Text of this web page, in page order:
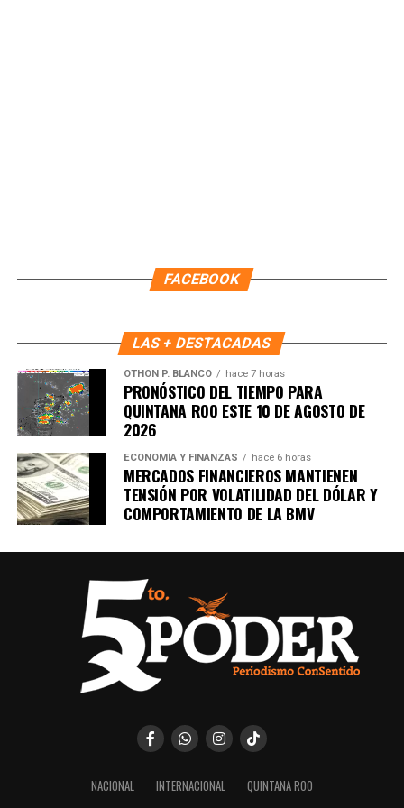
Recibe las noticias al instante
Únete al canal oficial de WhatsApp de
Quinto Podery recibe las noticias más
Unirme al canal de WhatsApp
FACEBOOK
LAS + DESTACADAS
OTHON P. BLANCO hace 7 horas
PRONÓSTICO DEL TIEMPO PARA
QUINTANA ROO ESTE 10 DE AGOSTO DE
2026
ECONOMÍA Y FINANZAS hace 6 horas
MERCADOS FINANCIEROS MANTIENEN
TENSIÓN POR VOLATILIDAD DEL DÓLAR Y
COMPORTAMIENTO DE LA BMV
NACIONAL INTERNACIONAL QUINTANA ROO